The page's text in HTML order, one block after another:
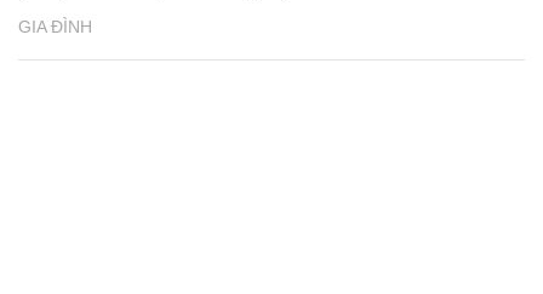
GIA ĐÌNH